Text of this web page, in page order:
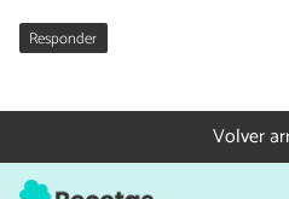
Responder
Volver